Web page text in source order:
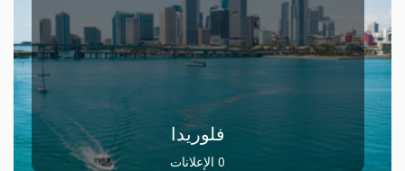
فلوريدا
0 الإعلانات